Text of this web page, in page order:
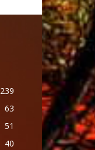
239
63
51
40